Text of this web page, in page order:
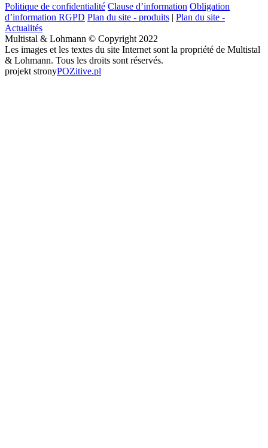
Politique de confidentialité Clause d’information Obligation
d’information RGPD Plan du site - produits | Plan du site -
Actualités
Multistal & Lohmann © Copyright 2022
Les images et les textes du site Internet sont la propriété de Multistal
& Lohmann. Tous les droits sont réservés.
projekt stronyPOZitive.pl